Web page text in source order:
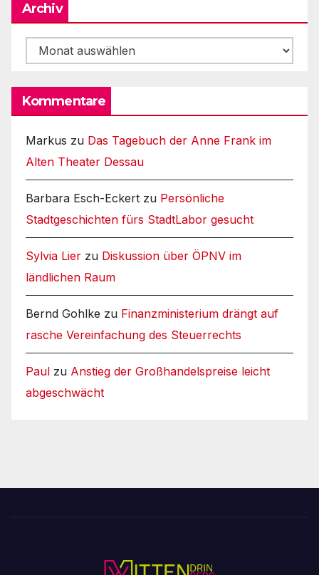
Archiv
Archiv
Kommentare
Markus zu Das Tagebuch der Anne Frank im
Alten Theater Dessau
Barbara Esch-Eckert zu Persönliche
Stadtgeschichten fürs StadtLabor gesucht
Sylvia Lier zu Diskussion über ÖPNV im
ländlichen Raum
Bernd Gohlke zu Finanzministerium drängt auf
rasche Vereinfachung des Steuerrechts
Paul zu Anstieg der Großhandelspreise leicht
abgeschwächt